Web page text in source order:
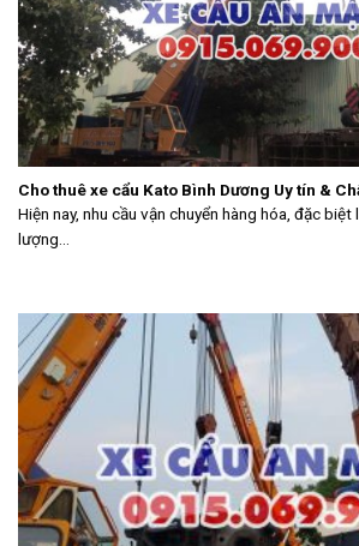
Cho thuê xe cẩu Kato Bình Dương Uy tín &
Hiện nay, nhu cầu vận chuyển hàng hóa, đặc
lượng...